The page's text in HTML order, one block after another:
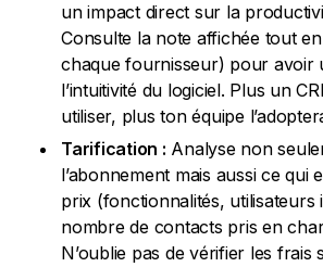
un impact direct sur la
Consulte la note affichée tout
chaque fournisseur) pour avoir
l’intuitivité du logiciel. Plus un
utiliser, plus ton équipe
Tarification : Analyse non
l’abonnement mais aussi ce qui
prix (fonctionnalités, utilisateurs
nombre de contacts pris en
N’oublie pas de vérifier les frais